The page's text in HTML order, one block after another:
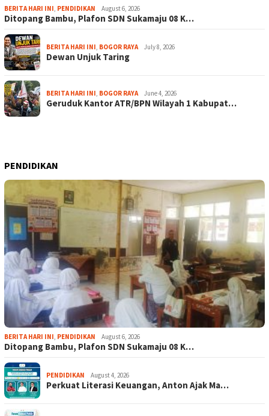
BERITA HARI INI, PENDIDIKAN August 6, 2026
Ditopang Bambu, Plafon SDN Sukamaju 08 K…
BERITA HARI INI, BOGOR RAYA July 8, 2026
Dewan Unjuk Taring
BERITA HARI INI, BOGOR RAYA June 4, 2026
Geruduk Kantor ATR/BPN Wilayah 1 Kabupat…
PENDIDIKAN
BERITA HARI INI, PENDIDIKAN August 6, 2026
Ditopang Bambu, Plafon SDN Sukamaju 08 K…
PENDIDIKAN August 4, 2026
Perkuat Literasi Keuangan, Anton Ajak Ma…